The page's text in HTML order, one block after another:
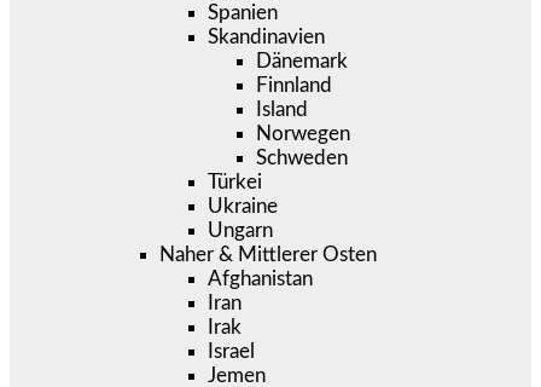
Spanien
Skandinavien
Dänemark
Finnland
Island
Norwegen
Schweden
Türkei
Ukraine
Ungarn
Naher & Mittlerer Osten
Afghanistan
Iran
Irak
Israel
Jemen